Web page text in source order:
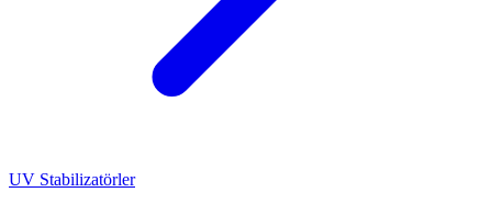
UV Stabilizatörler